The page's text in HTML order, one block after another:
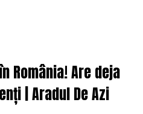
România! Are deja
| Aradul De Azi